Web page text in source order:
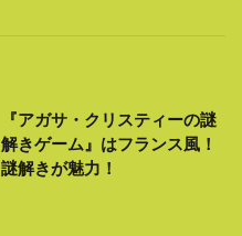
『アガサ・クリスティーの謎
解きゲーム』はフランス風！
謎解きが魅力！